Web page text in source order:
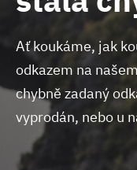
Ať koukáme, jak
odkazem na
chybně zadaný
vyprodán, nebo u